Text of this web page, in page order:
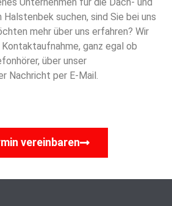
Unternehmen für die Dach- und
Halstenbek suchen, sind Sie bei uns
mehr über uns erfahren? Wir
ganz egal ob
über unser
Nachricht per E-Mail.
vereinbaren